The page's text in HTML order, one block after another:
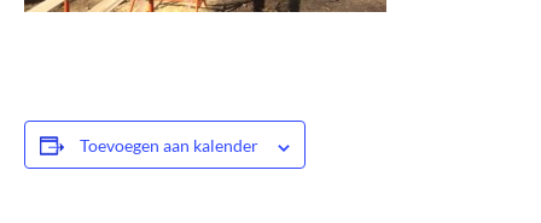
Toevoegen aan kalender